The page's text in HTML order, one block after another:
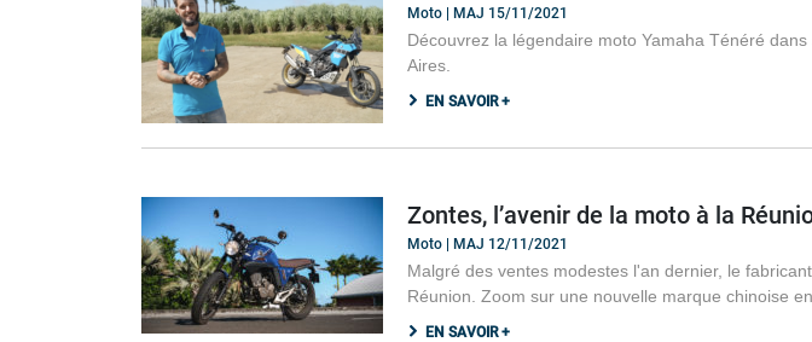
Moto | MAJ 15/11/2021
Découvrez la légendaire moto Yamaha Ténéré
Aires.
EN SAVOIR +
Zontes, l’avenir de la moto à la
Moto | MAJ 12/11/2021
Malgré des ventes modestes l'an dernier, le
Réunion. Zoom sur une nouvelle marque chinoise
EN SAVOIR +